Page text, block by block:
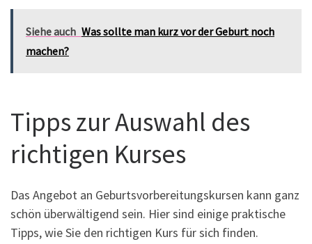
Siehe auch Was sollte man kurz vor der Geburt noch
machen?
Tipps zur Auswahl des
richtigen Kurses
Das Angebot an Geburtsvorbereitungskursen kann ganz
schön überwältigend sein. Hier sind einige praktische
Tipps, wie Sie den richtigen Kurs für sich finden.